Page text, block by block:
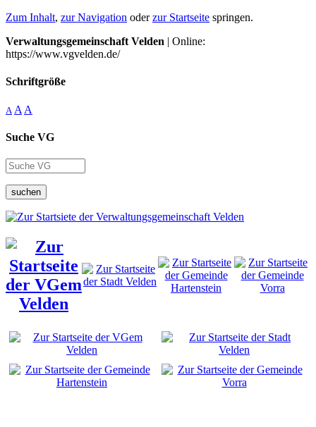
Zum Inhalt, zur Navigation oderzur Startseite springen.
Verwaltungsgemeinschaft Velden | Online:
https://www.vgvelden.de/
Schriftgröße
A A A
Suche VG
suchen